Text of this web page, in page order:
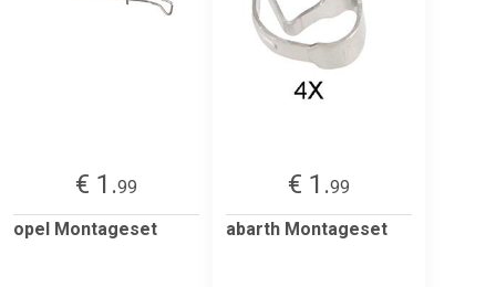
€ 1.99
opel Montageset
€ 1.99
abarth Montageset